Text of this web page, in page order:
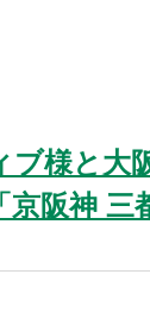
様と大
阪神 三